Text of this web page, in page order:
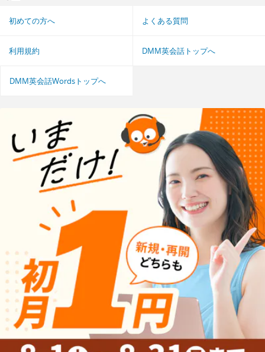
初めての方へ よくある質問
利用規約 DMM英会話トップへ
DMM英会話Wordsトップへ